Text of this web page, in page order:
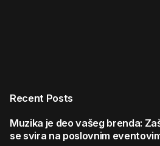
Recent Posts
Muzika je deo vašeg brenda:
se svira na poslovnim